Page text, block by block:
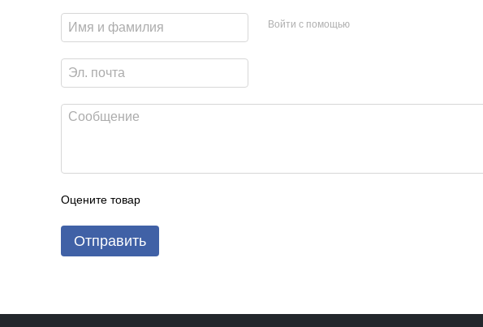
Войти с помощью
Оцените товар
Отправить